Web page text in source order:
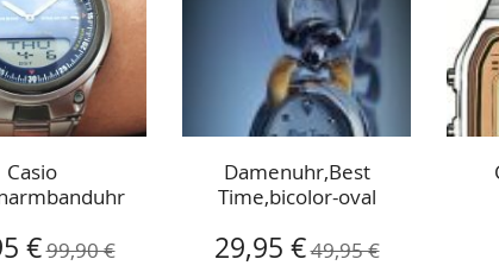
Casio
€99,90 €
Damenuhr,Best
Time,bicolor-oval
Sonderangebot
29,95 €49,95 €